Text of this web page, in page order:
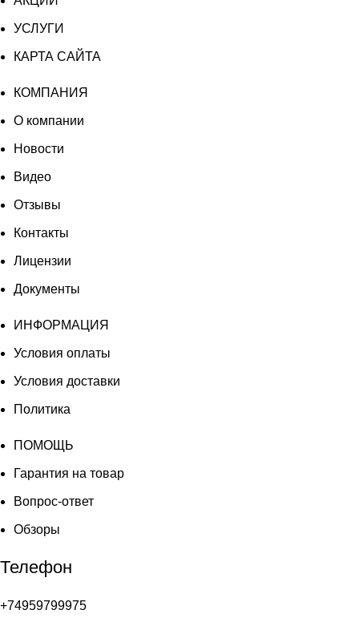
УСЛУГИ
КАРТА САЙТА
КОМПАНИЯ
О компании
Новости
Видео
Отзывы
Контакты
Лицензии
Документы
ИНФОРМАЦИЯ
Условия оплаты
Условия доставки
Политика
ПОМОЩЬ
Гарантия на товар
Вопрос-ответ
Обзоры
Телефон
+74959799975